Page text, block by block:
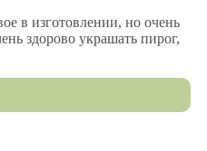
в изготовлении, но очень
здорово украшать пирог,